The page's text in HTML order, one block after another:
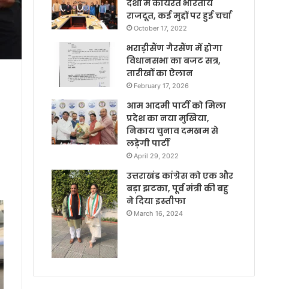
देशों में कार्यरत भारतीय
राजदूत, कई मुद्दों पर हुई चर्चा
October 17, 2022
भराड़ीसैंण गैरसैंण में होगा
विधानसभा का बजट सत्र,
तारीखों का ऐलान
February 17, 2026
आम आदमी पार्टी को मिला
प्रदेश का नया मुखिया,
निकाय चुनाव दमखम से
लड़ेगी पार्टी
April 29, 2022
उत्तराखंड कांग्रेस को एक और
बड़ा झटका, पूर्व मंत्री की बहु
ने दिया इस्तीफा
March 16, 2024